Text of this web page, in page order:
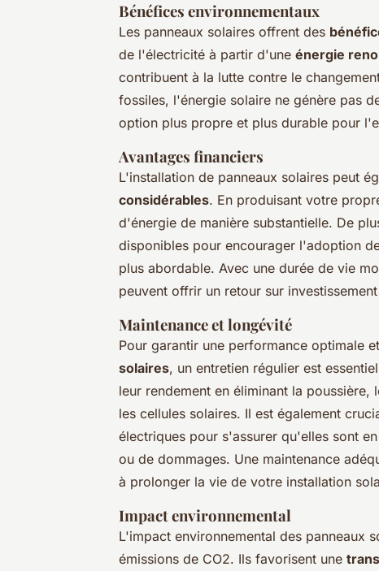
Bénéfices environnementaux
Les panneaux solaires offrent des
de l'électricité à partir d'une énergie
contribuent à la lutte contre le
fossiles, l'énergie solaire ne génère pas
option plus propre et plus durable pour
Avantages financiers
L'installation de panneaux solaires peut
considérables. En produisant votre
d'énergie de manière substantielle. De
disponibles pour encourager l'adoption
plus abordable. Avec une durée de vie
peuvent offrir un retour sur
Maintenance et longévité
Pour garantir une performance optimale
solaires, un entretien régulier est
leur rendement en éliminant la
les cellules solaires. Il est également
électriques pour s'assurer qu'elles sont
ou de dommages. Une maintenance
à prolonger la vie de votre installation
Impact environnemental
L'impact environnemental des panneaux
émissions de CO2. Ils favorisent une